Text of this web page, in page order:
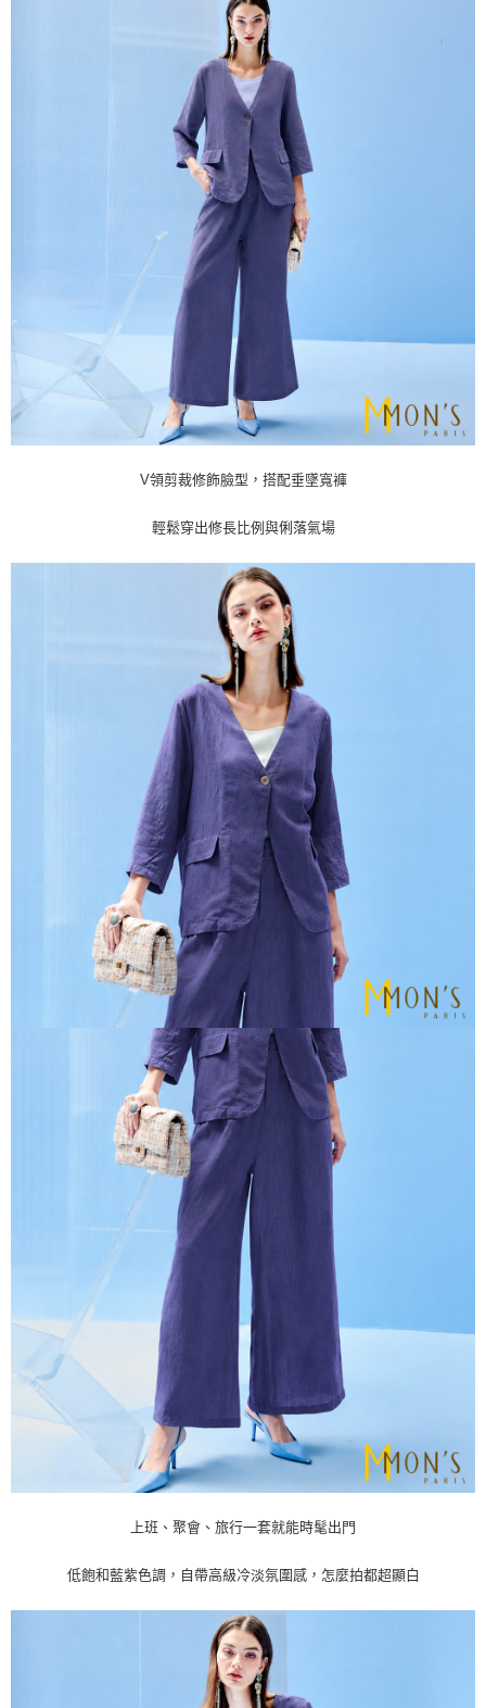
ATM／網路銀行／等多元方式進行付款，方視為交易完成。
※ 請注意：結帳手續完成當下不需立刻繳費，但若您需要取消訂單，請聯絡
購買商品的店家。未經商家同意取消之訂單仍視為有效，需透過AFTEE先享
※ 交易是否成功請以「AFTEE先享後付 」之結帳頁面顯示為準，若有關於
是否繳費成功／繳費後需取消欲退款等相關疑問，請聯繫「AFTEE先享後付
https://netprotections.freshdesk.com/support/home
１．透過由恩沛科技股份有限公司提供之「AFTEE先享後付」服務完成之交
易，需依本服務之必要範圍內提供個人資料，並將交易相關給付款項請求債
權轉讓予恩沛科技股份有限公司。
２．關於個人資料處理事宜，請瀏覽以下網址：
https://aftee.tw/terms/#terms3
３．未成年的使用者請事先徵得法定代理人或監護人之同意方可使用
「AFTEE先享後付」，若未經同意申辦者引起之損失，本公司不負相關責
４．使用「AFTEE先享後付」時，將依據個別帳號之用戶狀況，依本公司即
時審查核予不同之上限額度；若仍有額度不足之情形，本公司將視審查結果
請求用戶進行身份認證。
５．嚴禁一人註冊多個帳號或使用他人資訊註冊。若發現惡意使用之情形，
恩沛科技股份有限公司將有權停止該用戶之使用額度並採取法律行動。
每筆NT$80，滿NT$1,000(含以上)免運費
每筆NT$80，滿NT$1,000(含以上)免運費
每筆NT$80，滿NT$1,000(含以上)免運費
每筆NT$100，滿NT$1,000(含以上)免運費
V領剪裁修飾臉型，搭配垂墜寬褲
輕鬆穿出修長比例與俐落氣場
上班、聚會、旅行一套就能時髦出門
低飽和藍紫色調，自帶高級冷淡氛圍感，怎麼拍都超顯白